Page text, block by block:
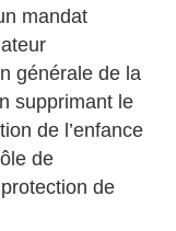
mandat
générale de la
supprimant le
de l’enfance
de
de